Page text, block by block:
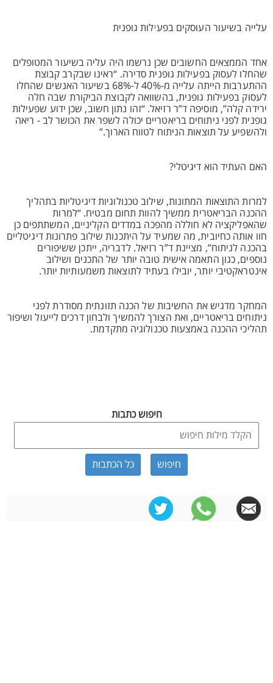
עלייה בשיעור העוסקים בפעילות גופנית
אחד הממצאים החשובים שכן נרשמו היה עליה בשיעור המטופלים
שהחלו לעסוק בפעילות גופנית סדירה. “ראינו שבקרב קבוצת
ההתערבות הייתה עלייה מ-40% ל-68% בשיעור האנשים שהחלו
לעסוק בפעילות גופנית, בהשוואה לקבוצת הביקורת שבה חלה
ירידה קלה”, מוסיפה ד”ר רזיאל. “זהו נתון חשוב, שכן ידוע שפעילות
גופנית לפני ניתוחים בריאטריים יכולה לשפר את הכושר לב - ריאה
ולהשפיע על תוצאות הניתוח לטווח הארוך.”
האם העתיד הוא דיגיטלי?
למרות התוצאות המתונות, שילוב טכנולוגיות דיגיטליות בתהליך
ההכנה הבריאטרית ממשיך להוות תחום מבטיח. “למרות
שהאפליקציה לא חוללה מהפכה במדדים הקליניים, המשתתפים כן
חוו אותה כחיובית, מה שמעיד על היתכנות שילוב פתרונות דיגיטליים
בהכנה לניתוח”, מציינת ד”ר רזיאל. לדבריה, ייתכן ששיפורים
נוספים, כגון התאמה אישית טובה יותר של התכנים ושילוב
אינטראקטיבי יותר, יובילו בעתיד לתוצאות משמעותיות יותר.
המחקר מדגיש את החשיבות של הכנה תזונתית מסודרת לפני
ניתוחים בריאטריים, ואת הצורך להמשיך ולבחון דרכים לייעול ושיפור
תהליכי ההכנה באמצעות טכנולוגיה מתקדמת.
חיפוש כתבות
כל הכתבות